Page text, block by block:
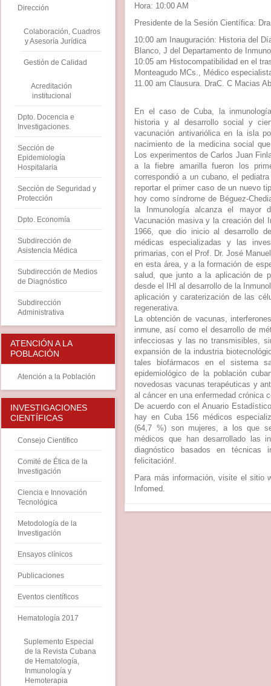
Hora: 10:00 AM
Presidente de la Sesión Científica:
10:00 am Inauguración: Historia del
Blanco, J del Departamento de
10:05 am Histocompatibilidad en el
Monteagudo MCs., Médico
11.00 am Clausura. DraC. C Macias
En el caso de Cuba, la
historia y al desarrollo social y
vacunación antivariólica en la isla
nacimiento de la medicina social
Los experimentos de Carlos Juan
a la fiebre amarilla fueron los
correspondió a un cubano, el
reportar el primer caso de un nuevo
hoy como síndrome de Béguez-
la Inmunología alcanza el mayor
Vacunación masiva y la creación del
1966, que dio inicio al desarrollo
médicas especializadas y las
primarias, con el Prof. Dr. José
en esta área, y a la formación de
salud, que junto a la aplicación de
desde el IHI al desarrollo de la
aplicación y caraterización de las
regenerativa.
La obtención de vacunas,
inmune, así como el desarrollo de
infecciosas y las no transmisibles,
expansión de la industria
tales biofármacos en el sistema
epidemiológico de la población
novedosas vacunas terapéuticas y
al cáncer en una enfermedad crónica
De acuerdo con el Anuario
hay en Cuba 156 médicos
(64,7 %) son mujeres, a los que
médicos que han desarrollado las
diagnóstico basados en técnicas
felicitación!.
Para más información, visite el sitio
Infomed.
Dirección
Colaboración, Cuadros
y Asesoría Jurídica
Gestión de Calidad
Acreditación
institucional
Dpto. Docencia e
Investigaciones.
Sección de
Epidemiología
Hospitalaria
Sección de Seguridad y
Protección
Dpto. Economía
Subdirección de
Asistencia Médica
Subdirección de Medios
de Diagnóstico
Subdirección
Administrativa
ATENCIÓN A LA
POBLACIÓN
Atención a la Población
INVESTIGACIONES
CIENTÍFICAS
Consejo Científico
Comité de Ética de la
Investigación
Ciencia e Innovación
Tecnológica
Metodología de la
Investigación
Ensayos clínicos
Publicaciones
Eventos científicos
Hematología 2017
Suplemento Especial
de la Revista Cubana
de Hematología,
Inmunología y
Hemoterapia